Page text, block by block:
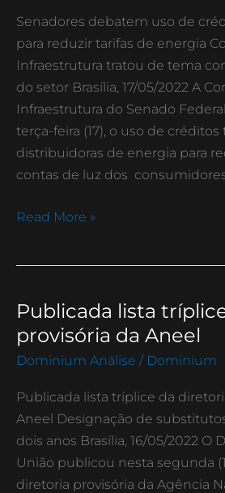
Senadores debatem uso de
para reduzir tarifas de energia
Infraestrutura tratou de tema
do setor Brasília, 17/05/2022 A
Infraestrutura do Senado
terça-feira (17), o uso de
distribuidoras de energia para
contas de luz dos
tributários
para
reduzir
tarifas
de
energia
Read More »
Publicada lista
provisória da Aneel
Dominium Análise / Dominium
Publicada lista tríplice da
Aneel Designação de
dois anos Brasília, 16/05/2022 O
União publicou nesta segunda
diretoria provisória da Agência
Publicada
lista
tríplice
diretoria
provisória
da
Aneel